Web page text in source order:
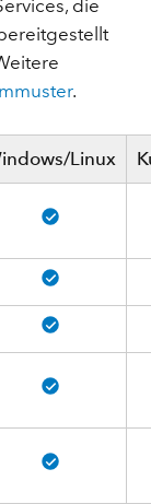
die
.
Linux